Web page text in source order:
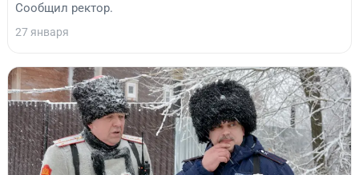
Сообщил ректор.
27 января